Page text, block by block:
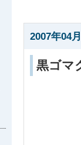
2007年04
黒ゴマ